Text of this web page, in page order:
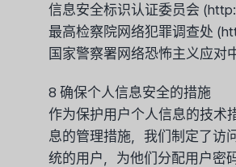
信息安全标识认证委员会
最高检察院网络犯罪调查处
国家警察署网络恐怖主义应
8 确保个人信息安全的措施
作为保护用户个人信息的技术
息的管理措施，我们制定了访
统的用户，为他们分配用户密